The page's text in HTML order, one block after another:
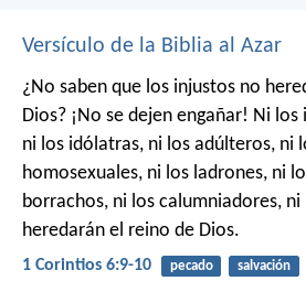
Versículo de la Biblia al Azar
¿No saben que los injustos no
Dios? ¡No se dejen engañar! Ni
ni los idólatras, ni los adúlteros, ni
homosexuales, ni los ladrones, ni
borrachos, ni los calumniadores,
heredarán el reino de Dios.
1 Corintios 6:9-10 pecado salvación